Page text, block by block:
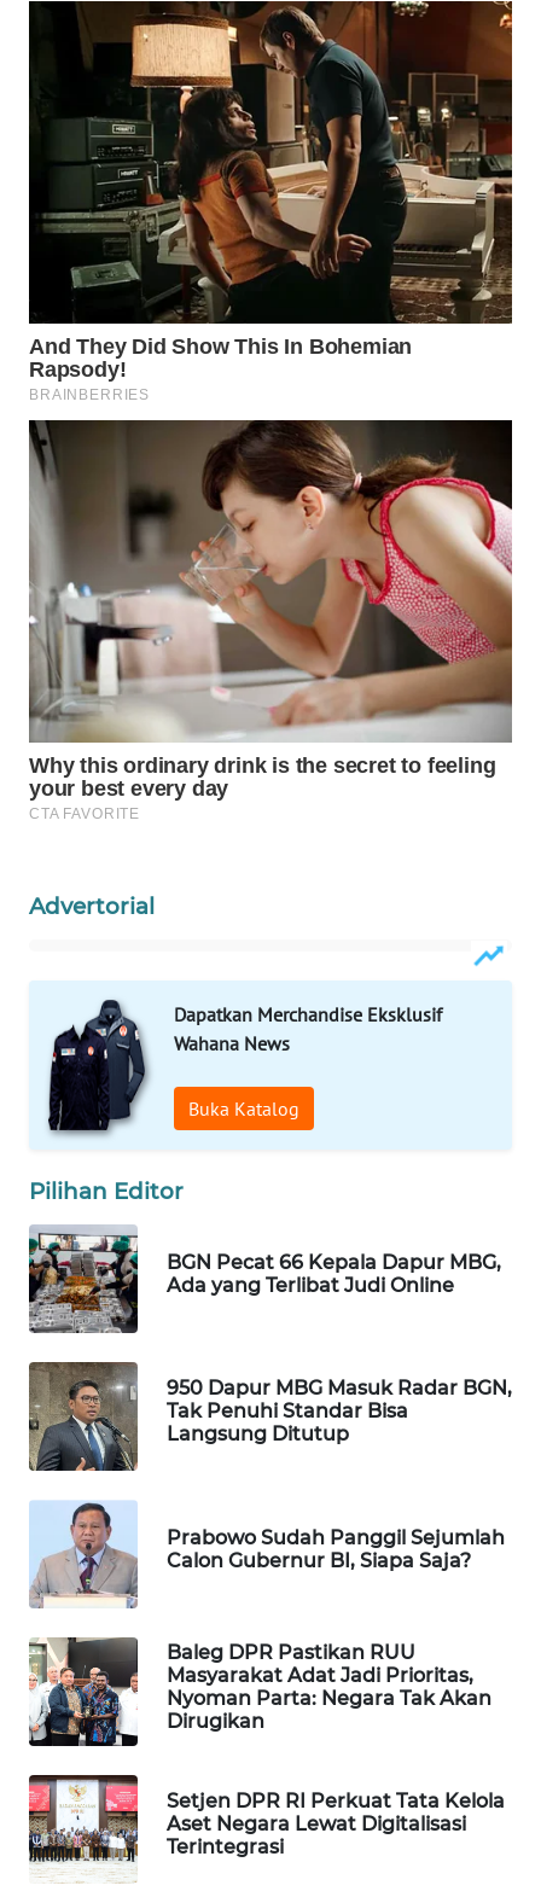
Advertorial
Dapatkan Merchandise Eksklusif
Wahana News
Buka Katalog
Pilihan Editor
BGN Pecat 66 Kepala Dapur MBG,
Ada yang Terlibat Judi Online
950 Dapur MBG Masuk Radar BGN,
Tak Penuhi Standar Bisa
Langsung Ditutup
Prabowo Sudah Panggil Sejumlah
Calon Gubernur BI, Siapa Saja?
Baleg DPR Pastikan RUU
Masyarakat Adat Jadi Prioritas,
Nyoman Parta: Negara Tak Akan
Dirugikan
Setjen DPR RI Perkuat Tata Kelola
Aset Negara Lewat Digitalisasi
Terintegrasi
WAHANA
ADVOKAT
WAHANA
INFRASTRUKTUR
WAHANA
KONSUMEN
WAHANA
LISTRIK
WAHANA
TRAVEL
WAHANANEWS
ID
WAHANANEWS
CO ID
WAHANANEWS
NET
WAHANA
SELEB
WAHANA
PERSONA
WAHANA
OTOMOTIF
WAHANA
HEALTH
WAHANA
DESA
WISATA
LAPAK
WAHANA
Wahana
Network
KONSUMEN
LISTRIK
KELISTRIKAN
WALINKI
ID